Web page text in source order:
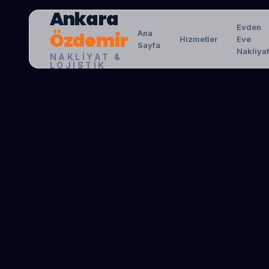
Ankara
Özdemir
NAKLIYAT &
LOJISTIK
Ana
Sayfa
Hizmetler
Evden
Eve
Nakliyat